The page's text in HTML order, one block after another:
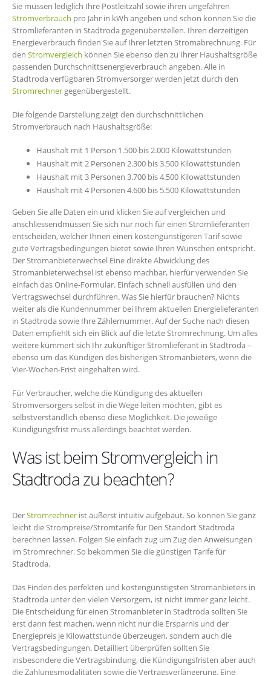
Sie müssen lediglich Ihre Postleitzahl sowie ihren ungefähren
Stromverbrauch pro Jahr in kWh angeben und schon können Sie die
Stromlieferanten in Stadtroda gegenüberstellen. Ihren derzeitigen
Energieverbrauch finden Sie auf Ihrer letzten Stromabrechnung. Für
den Stromvergleich können Sie ebenso den zu Ihrer Haushaltsgröße
passenden Durchschnittsenergieverbrauch angeben. Alle in
Stadtroda verfügbaren Stromversorger werden jetzt durch den
Stromrechner gegenübergestellt.
Die folgende Darstellung zeigt den durchschnittlichen
Stromverbrauch nach Haushaltsgröße:
Haushalt mit 1 Person 1.500 bis 2.000 Kilowattstunden
Haushalt mit 2 Personen 2.300 bis 3.500 Kilowattstunden
Haushalt mit 3 Personen 3.700 bis 4.500 Kilowattstunden
Haushalt mit 4 Personen 4.600 bis 5.500 Kilowattstunden
Geben Sie alle Daten ein und klicken Sie auf vergleichen und
anschliessendmüssen Sie sich nur noch für einen Stromlieferanten
entscheiden, welcher Ihnen einen kostengünstigeren Tarif sowie
gute Vertragsbedingungen bietet sowie Ihren Wünschen entspricht.
Der Stromanbieterwechsel Eine direkte Abwicklung des
Stromanbieterwechsel ist ebenso machbar, hierfür verwenden Sie
einfach das Online-Formular. Einfach schnell ausfüllen und den
Vertragswechsel durchführen. Was Sie hierfür brauchen? Nichts
weiter als die Kundennummer bei Ihrem aktuellen Energielieferanten
in Stadtroda sowie Ihre Zählernummer. Auf der Suche nach diesen
Daten empfiehlt sich ein Blick auf die letzte Stromrechnung. Um alles
weitere kümmert sich Ihr zukünftiger Stromlieferant in Stadtroda –
ebenso um das Kündigen des bisherigen Stromanbieters, wenn die
Vier-Wochen-Frist eingehalten wird.
Für Verbraucher, welche die Kündigung des aktuellen
Stromversorgers selbst in die Wege leiten möchten, gibt es
selbstverständlich ebenso diese Möglichkeit. Die jeweilige
Kündigungsfrist muss allerdings beachtet werden.
Was ist beim Stromvergleich in
Stadtroda zu beachten?
DerStromrechner ist äußerst intuitiv aufgebaut. So können Sie ganz
leicht die Strompreise/Stromtarife für Den Standort Stadtroda
berechnen lassen. Folgen Sie einfach zug um Zug den Anweisungen
im Stromrechner. So bekommen Sie die günstigen Tarife für
Stadtroda.
Das Finden des perfekten und kostengünstigsten Stromanbieters in
Stadtroda unter den vielen Versorgern, ist nicht immer ganz leicht.
Die Entscheidung für einen Stromanbieter in Stadtroda sollten Sie
erst dann fest machen, wenn nicht nur die Ersparnis und der
Energiepreis je Kilowattstunde überzeugen, sondern auch die
Vertragsbedingungen. Detailliert überprüfen sollten Sie
insbesondere die Vertragsbindung, die Kündigungsfristen aber auch
die Zahlungsmodalitäten sowie die Vertragsverlängerung. Eine